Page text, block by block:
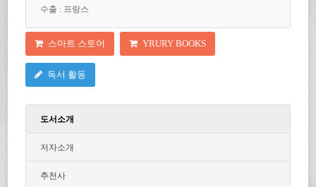
수출 : 프랑스
스마트 스토어 YRURY BOOKS
독서 활동
도서소개
저자소개
추천사